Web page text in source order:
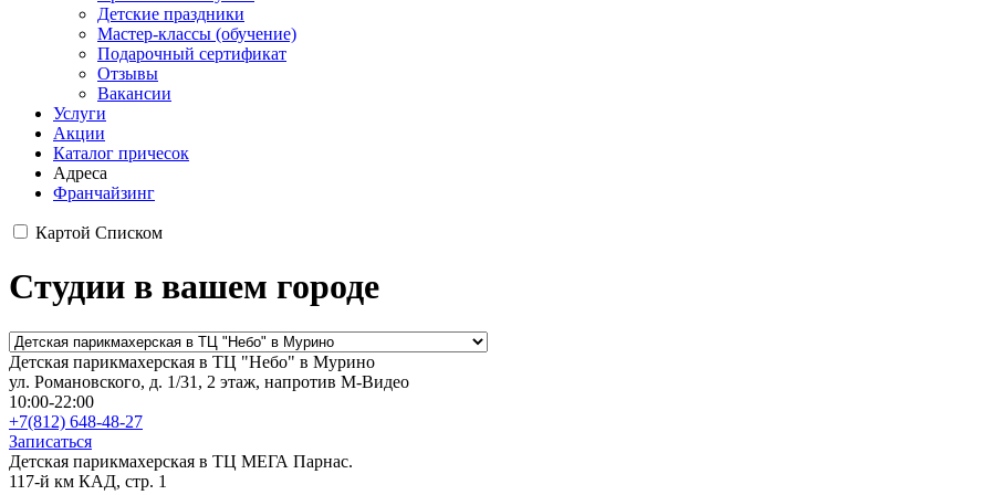
Детские праздники
Мастер-классы (обучение)
Подарочный сертификат
Отзывы
Вакансии
Услуги
Акции
Каталог причесок
Адреса
Франчайзинг
Картой Списком
Студии в вашем городе
Детская парикмахерская в ТЦ "Небо" в Мурино
ул. Романовского, д. 1/31, 2 этаж, напротив М-Видео
10:00-22:00
+7(812) 648-48-27
Записаться
Детская парикмахерская в ТЦ МЕГА Парнас.
117-й км КАД, стр. 1